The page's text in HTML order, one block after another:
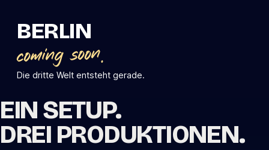
BERLIN
coming soon.
Die dritte Welt entsteht gerade.
EIN SETUP.
DREI PRODUKTIONEN.